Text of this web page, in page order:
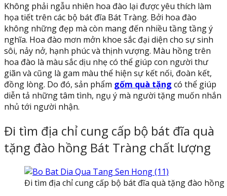
Không phải ngẫu nhiên hoa đào lại được yêu thích làm
họa tiết trên các bộ bát đĩa Bát Tràng. Bởi hoa đào
không những đẹp mà còn mang đến nhiều tầng tầng ý
nghĩa. Hoa đào mơn mởn khoe sắc đại diện cho sự sinh
sôi, nảy nở, hạnh phúc và thịnh vượng. Màu hồng trên
hoa đào là màu sắc dịu nhẹ có thể giúp con người thư
giãn và cũng là gam màu thể hiện sự kết nối, đoàn kết,
đồng lòng. Do đó, sản phẩm gốm quà tặng có thể giúp
diễn tả những tâm tình, ngụ ý mà người tặng muốn nhắn
nhủ tới người nhận.
Đi tìm địa chỉ cung cấp bộ bát đĩa quà
tặng đào hồng Bát Tràng chất lượng
Đi tìm địa chỉ cung cấp bộ bát đĩa quà tặng đào